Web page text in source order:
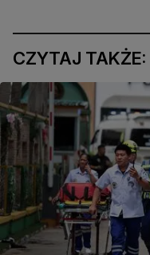
CZYTAJ TAKŻE: